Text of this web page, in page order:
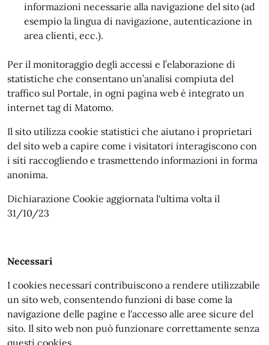
informazioni necessarie alla navigazione del sito (ad
esempio la lingua di navigazione, autenticazione in
area clienti, ecc.).
Per il monitoraggio degli accessi e l’elaborazione di
statistiche che consentano un’analisi compiuta del
traffico sul Portale, in ogni pagina web è integrato un
internet tag di Matomo.
Il sito utilizza cookie statistici che aiutano i proprietari
del sito web a capire come i visitatori interagiscono con
i siti raccogliendo e trasmettendo informazioni in forma
anonima.
Dichiarazione Cookie aggiornata l'ultima volta il
31/10/23
Necessari
I cookies necessari contribuiscono a rendere utilizzabile
un sito web, consentendo funzioni di base come la
navigazione delle pagine e l'accesso alle aree sicure del
sito. Il sito web non può funzionare correttamente senza
questi cookies.